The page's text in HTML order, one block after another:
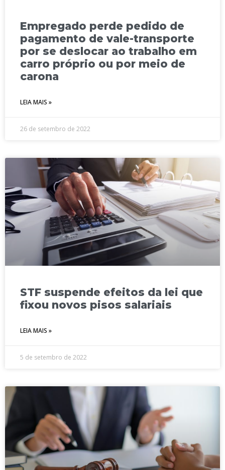
Empregado perde pedido de
pagamento de vale-transporte
por se deslocar ao trabalho em
carro próprio ou por meio de
carona
LEIA MAIS »
26 de setembro de 2022
STF suspende efeitos da lei que
fixou novos pisos salariais
LEIA MAIS »
5 de setembro de 2022